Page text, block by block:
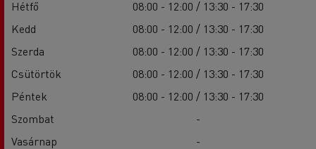
Hétfő
08:00 - 12:00 / 13:30 - 17:30
Kedd
08:00 - 12:00 / 13:30 - 17:30
Szerda
08:00 - 12:00 / 13:30 - 17:30
Csütörtök
08:00 - 12:00 / 13:30 - 17:30
Péntek
08:00 - 12:00 / 13:30 - 17:30
Szombat
-
Vasárnap
-